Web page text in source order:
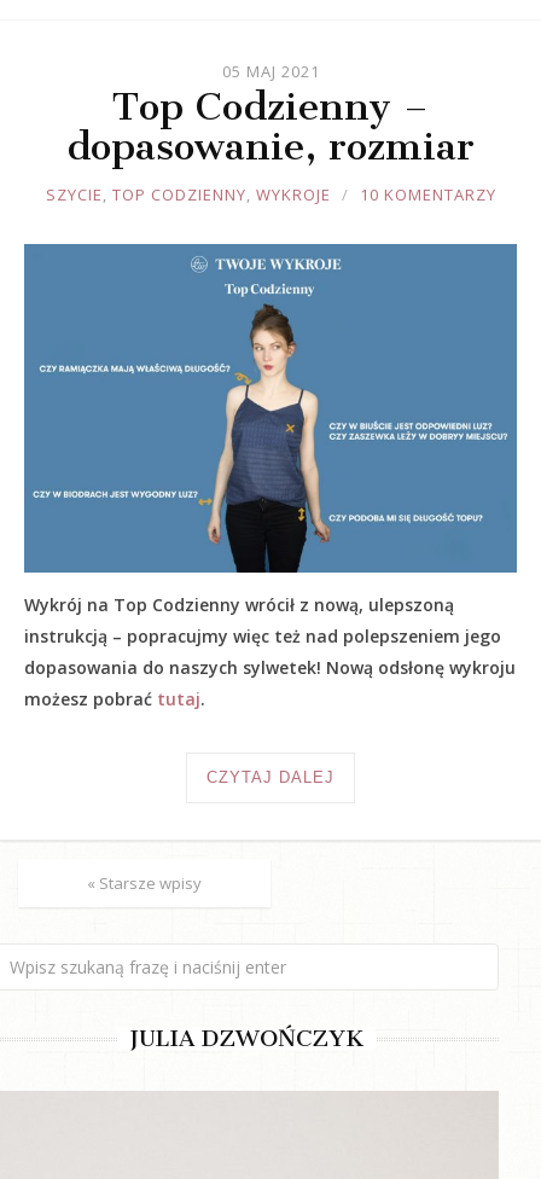
05 MAJ 2021
Top Codzienny –
dopasowanie, rozmiar
JOULE
SZYCIE, TOP CODZIENNY, WYKROJE 10 KOMENTARZY
Wykrój na Top Codzienny wrócił z nową, ulepszoną
instrukcją – popracujmy więc też nad polepszeniem jego
dopasowania do naszych sylwetek! Nową odsłonę wykroju
możesz pobrać tutaj.
CZYTAJ DALEJ
« Starsze wpisy
JULIA DZWOŃCZYK